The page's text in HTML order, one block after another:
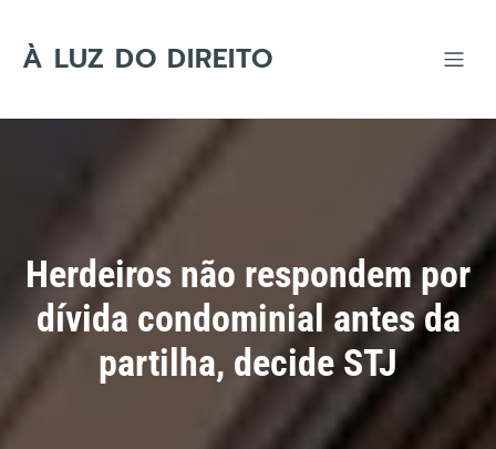
content
À LUZ DO DIREITO
Herdeiros não respondem por
dívida condominial antes da
partilha, decide STJ